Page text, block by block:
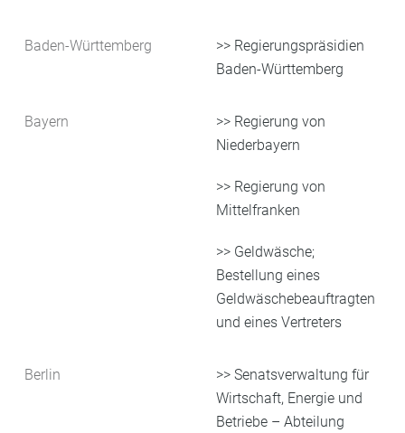
Baden-Württemberg
>> Regierungspräsidien
Baden-Württemberg
Bayern
>> Regierung von
Niederbayern
>> Regierung von
Mittelfranken
>> Geldwäsche;
Bestellung eines
Geldwäschebeauftragten
und eines Vertreters
Berlin
>> Senatsverwaltung für
Wirtschaft, Energie und
Betriebe – Abteilung